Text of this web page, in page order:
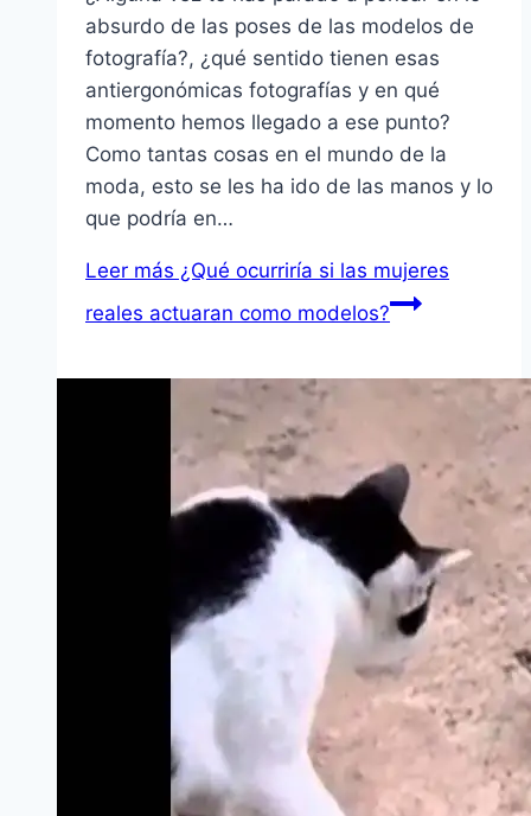
absurdo de las poses de las modelos de
fotografía?, ¿qué sentido tienen esas
antiergonómicas fotografías y en qué
momento hemos llegado a ese punto?
Como tantas cosas en el mundo de la
moda, esto se les ha ido de las manos y lo
que podría en…
Leer más ¿Qué ocurriría si las mujeres
reales actuaran como modelos?